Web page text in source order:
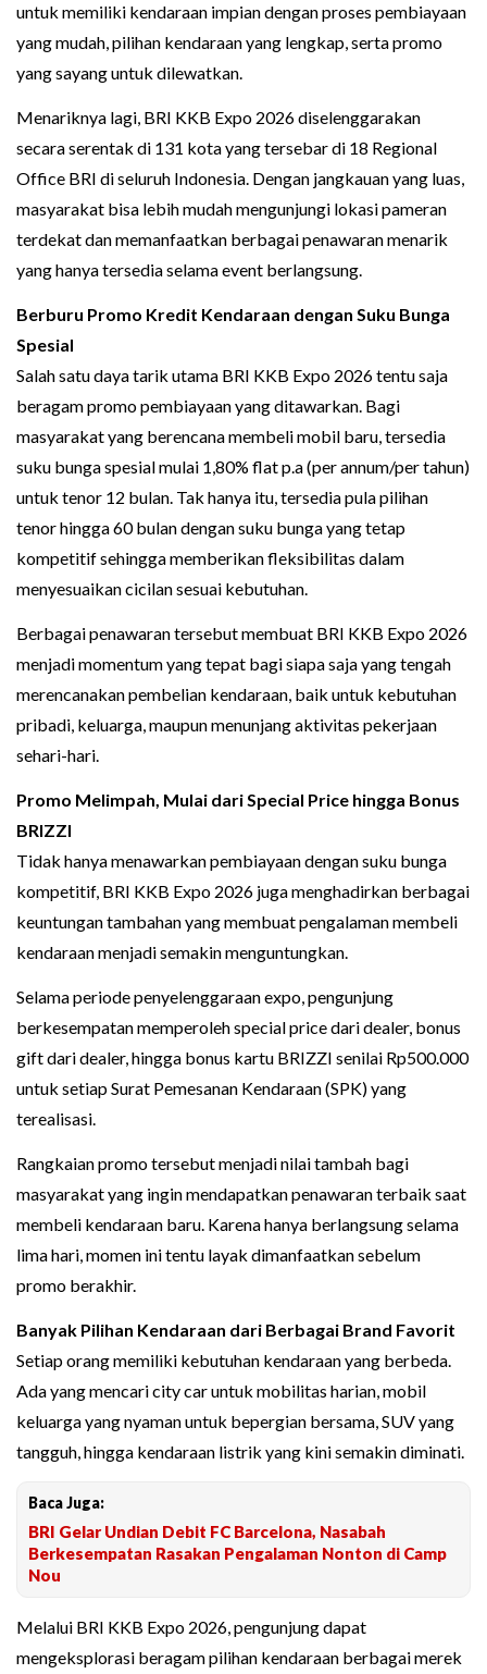
untuk memiliki kendaraan impian dengan proses pembiayaan
yang mudah, pilihan kendaraan yang lengkap, serta promo
yang sayang untuk dilewatkan.
Menariknya lagi, BRI KKB Expo 2026 diselenggarakan
secara serentak di 131 kota yang tersebar di 18 Regional
Office BRI di seluruh Indonesia. Dengan jangkauan yang luas,
masyarakat bisa lebih mudah mengunjungi lokasi pameran
terdekat dan memanfaatkan berbagai penawaran menarik
yang hanya tersedia selama event berlangsung.
Berburu Promo Kredit Kendaraan dengan Suku Bunga
Spesial
Salah satu daya tarik utama BRI KKB Expo 2026 tentu saja
beragam promo pembiayaan yang ditawarkan. Bagi
masyarakat yang berencana membeli mobil baru, tersedia
suku bunga spesial mulai 1,80% flat p.a (per annum/per tahun)
untuk tenor 12 bulan. Tak hanya itu, tersedia pula pilihan
tenor hingga 60 bulan dengan suku bunga yang tetap
kompetitif sehingga memberikan fleksibilitas dalam
menyesuaikan cicilan sesuai kebutuhan.
Berbagai penawaran tersebut membuat BRI KKB Expo 2026
menjadi momentum yang tepat bagi siapa saja yang tengah
merencanakan pembelian kendaraan, baik untuk kebutuhan
pribadi, keluarga, maupun menunjang aktivitas pekerjaan
sehari-hari.
Promo Melimpah, Mulai dari Special Price hingga Bonus
BRIZZI
Tidak hanya menawarkan pembiayaan dengan suku bunga
kompetitif, BRI KKB Expo 2026 juga menghadirkan berbagai
keuntungan tambahan yang membuat pengalaman membeli
kendaraan menjadi semakin menguntungkan.
Selama periode penyelenggaraan expo, pengunjung
berkesempatan memperoleh special price dari dealer, bonus
gift dari dealer, hingga bonus kartu BRIZZI senilai Rp500.000
untuk setiap Surat Pemesanan Kendaraan (SPK) yang
terealisasi.
Rangkaian promo tersebut menjadi nilai tambah bagi
masyarakat yang ingin mendapatkan penawaran terbaik saat
membeli kendaraan baru. Karena hanya berlangsung selama
lima hari, momen ini tentu layak dimanfaatkan sebelum
promo berakhir.
Banyak Pilihan Kendaraan dari Berbagai Brand Favorit
Setiap orang memiliki kebutuhan kendaraan yang berbeda.
Ada yang mencari city car untuk mobilitas harian, mobil
keluarga yang nyaman untuk bepergian bersama, SUV yang
tangguh, hingga kendaraan listrik yang kini semakin diminati.
Baca Juga:
BRI Gelar Undian Debit FC Barcelona, Nasabah
Berkesempatan Rasakan Pengalaman Nonton di Camp
Nou
Melalui BRI KKB Expo 2026, pengunjung dapat
mengeksplorasi beragam pilihan kendaraan berbagai merek